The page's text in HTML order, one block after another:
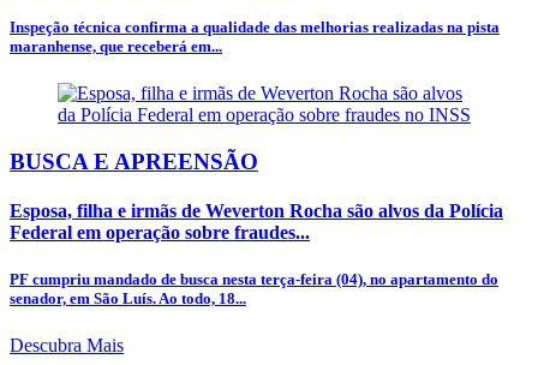
Inspeção técnica confirma a qualidade das melhorias realizadas na pista
maranhense, que receberá em...
BUSCA E APREENSÃO
Esposa, filha e irmãs de Weverton Rocha são alvos da Polícia
Federal em operação sobre fraudes...
PF cumpriu mandado de busca nesta terça-feira (04), no apartamento do
senador, em São Luís. Ao todo, 18...
Descubra Mais